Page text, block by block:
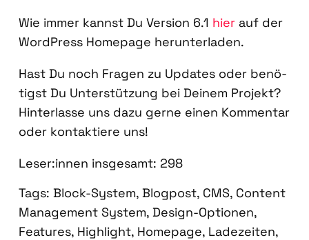
Wie immer kannst Du Ver­si­on 6.1 hier auf der
Word­Press Home­page her­un­ter­la­den.
Hast Du noch Fra­gen zu Updates oder benö­
tigst Du Unter­stüt­zung bei Dei­nem Pro­jekt?
Hin­ter­las­se uns dazu ger­ne einen Kom­men­tar
oder kon­tak­tie­re uns!
Leser:innen ins­ge­samt: 298
Tags: Block-System, Blogpost, CMS, Content
Management System, Design-Optionen,
Features, Highlight, Homepage, Ladezeiten,